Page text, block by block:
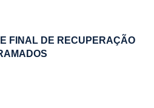
FINAL DE RECUPERAÇÃO